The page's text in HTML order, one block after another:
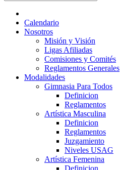
Calendario
Nosotros
Misión y Visión
Ligas Afiliadas
Comisiones y Comités
Reglamentos Generales
Modalidades
Gimnasia Para Todos
Definicion
Reglamentos
Artística Masculina
Definicion
Reglamentos
Juzgamiento
Niveles USAG
Artística Femenina
Definicion